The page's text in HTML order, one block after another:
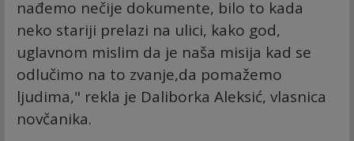
nađemo nečije dokumente, bilo to kada
neko stariji prelazi na ulici, kako god,
uglavnom mislim da je naša misija kad se
odlučimo na to zvanje,da pomažemo
ljudima," rekla je Daliborka Aleksić, vlasnica
novčanika.